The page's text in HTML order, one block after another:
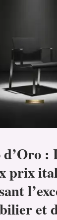
d’Oro :
prix
et